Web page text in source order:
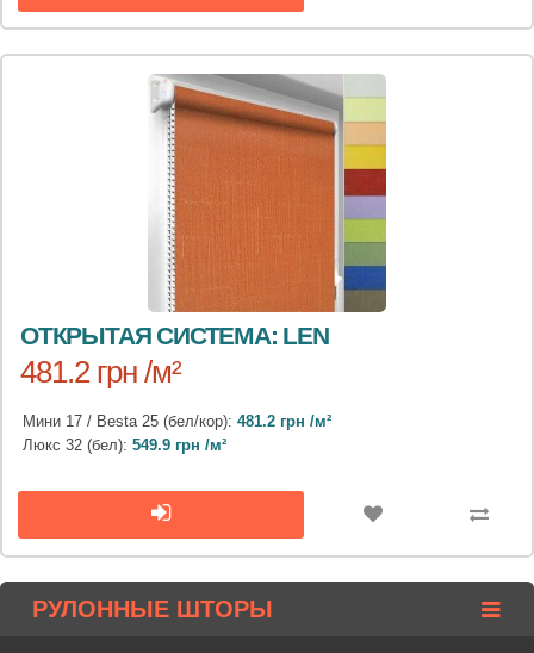
ОТКРЫТАЯ СИСТЕМА: LEN
481.2 грн /м²
Мини 17 / Besta 25 (бел/кор): 481.2 грн /м²
Люкс 32 (бел): 549.9 грн /м²
РУЛОННЫЕ ШТОРЫ